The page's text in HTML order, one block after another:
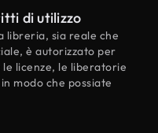
di utilizzo
libreria, sia reale che
è autorizzato per
licenze, le liberatorie
modo che possiate